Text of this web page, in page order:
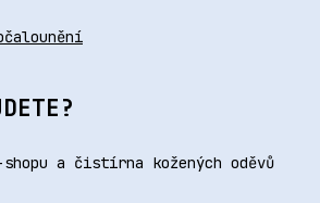
a čistírna kožených oděvů